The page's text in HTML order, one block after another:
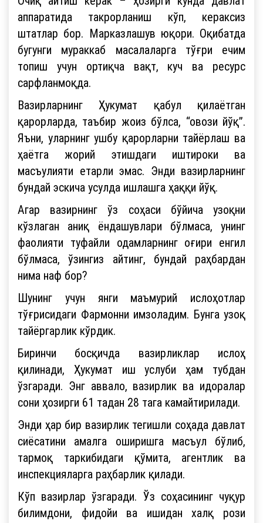
аппаратида такрорланиш кўп, кераксиз
штатлар бор. Марказлашув юқори. Оқибатда
бугунги мураккаб масалаларга тўғри ечим
топиш учун ортиқча вақт, куч ва ресурс
сарфланмоқда.
Вазирларнинг Ҳукумат қабул қилаётган
қарорларда, таъбир жоиз бўлса, “овози йўқ”.
Яъни, уларнинг ушбу қарорларни тайёрлаш ва
ҳаётга жорий этишдаги иштироки ва
масъулияти етарли эмас. Энди вазирларнинг
бундай эскича усулда ишлашга ҳаққи йўқ.
Агар вазирнинг ўз соҳаси бўйича узоқни
кўзлаган аниқ ёндашувлари бўлмаса, унинг
фаолияти туфайли одамларнинг оғири енгил
бўлмаса, ўзингиз айтинг, бундай раҳбардан
нима наф бор?
Шунинг учун янги маъмурий ислоҳотлар
тўғрисидаги Фармонни имзоладим. Бунга узоқ
тайёргарлик кўрдик.
Биринчи босқичда вазирликлар ислоҳ
қилинади, Ҳукумат иш услуби ҳам тубдан
ўзгаради. Энг аввало, вазирлик ва идоралар
сони ҳозирги 61 тадан 28 тага камайтирилади.
Энди ҳар бир вазирлик тегишли соҳада давлат
сиёсатини амалга оширишга масъул бўлиб,
тармоқ таркибидаги қўмита, агентлик ва
инспекцияларга раҳбарлик қилади.
Кўп вазирлар ўзгаради. Ўз соҳасининг чуқур
билимдони, фидойи ва ишидан халқ рози